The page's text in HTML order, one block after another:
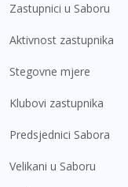
Zastupnici u Saboru
Aktivnost zastupnika
Stegovne mjere
Klubovi zastupnika
Predsjednici Sabora
Velikani u Saboru